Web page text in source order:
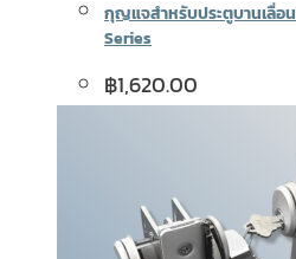
กุญแจสำหรับประตูบานเลื่อ
Series
฿1,620.00